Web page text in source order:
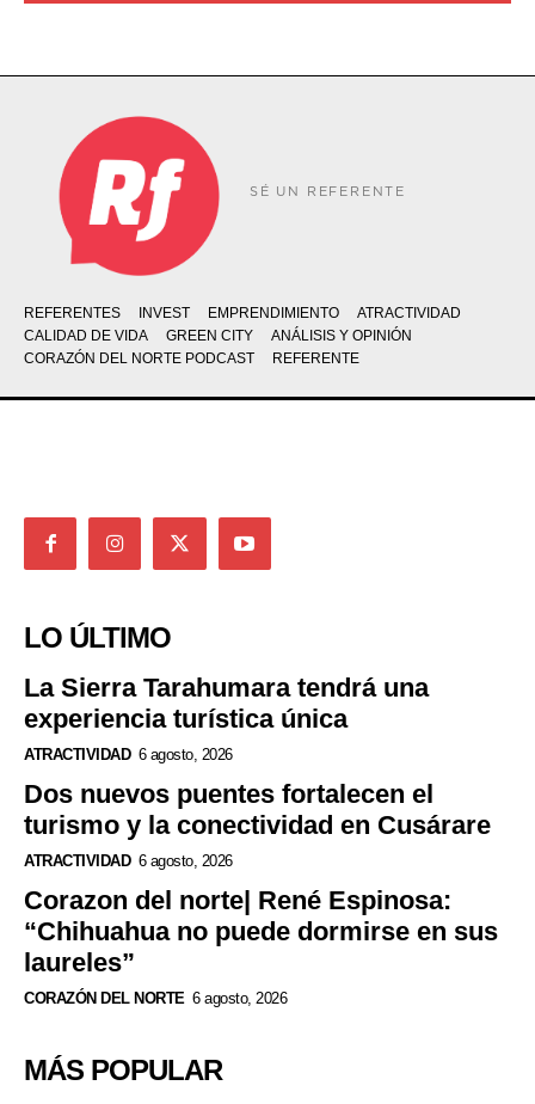
SÉ UN REFERENTE
REFERENTES INVEST EMPRENDIMIENTO
ATRACTIVIDAD
CALIDAD DE VIDA
GREEN CITY
ANÁLISIS Y OPINIÓN
CORAZÓN DEL NORTE PODCAST
REFERENTE
LO ÚLTIMO
La Sierra Tarahumara tendrá una
experiencia turística única
ATRACTIVIDAD 6 agosto, 2026
Dos nuevos puentes fortalecen el
turismo y la conectividad en Cusárare
ATRACTIVIDAD 6 agosto, 2026
Corazon del norte| René Espinosa:
“Chihuahua no puede dormirse en sus
laureles”
CORAZÓN DEL NORTE 6 agosto, 2026
MÁS POPULAR